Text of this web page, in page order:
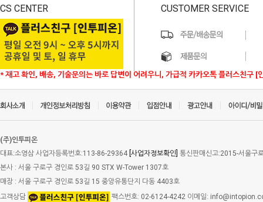
CS CENTER
* 재고 확인, 배송, 기술문의는 바로 답변이 어려우니, 가급적 카카오톡 플러스친구 [
CUSTOMER SERVICE
(주)인투피온
대표:소영삼 사업자등록번호:113-86-29364 [사업자정보확인] 통신판매신고:2015-서울구
본사 : 서울 구로구 경인로 53길 90 STX W-Tower 1307호
매장 : 서울 구로구 경인로 53길 15 중앙유통단지 다동 4403호
고객상담
팩스번호: 02-6124-4242 이메일: